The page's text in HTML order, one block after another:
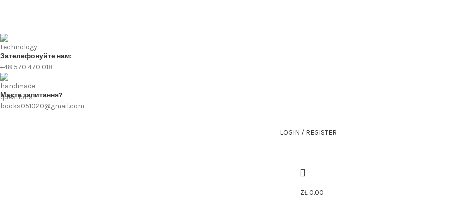
Зателефонуйте нам:
+48 570 470 018
Маєте запитання?
books051020@gmail.com
LOGIN / REGISTER
ZŁ0.00